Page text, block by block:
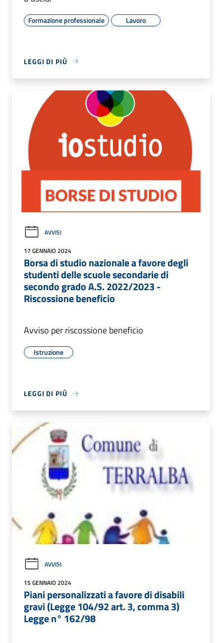
Formazione professionale Lavoro
LEGGI DI PIÙ
AVVISI
17 GENNAIO 2024
Borsa di studio nazionale a favore degli
studenti delle scuole secondarie di
secondo grado A.S. 2022/2023 -
Riscossione beneficio
Avviso per riscossione beneficio
Istruzione
LEGGI DI PIÙ
AVVISI
15 GENNAIO 2024
Piani personalizzati a favore di disabili
gravi (Legge 104/92 art. 3, comma 3)
Legge n° 162/98